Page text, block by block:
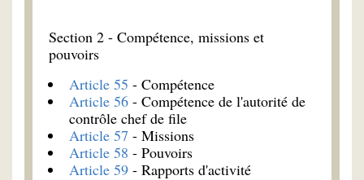
Section 2 - Compétence, missions et
pouvoirs
Article 55 - Compétence
Article 56 - Compétence de l'autorité de
contrôle chef de file
Article 57 - Missions
Article 58 - Pouvoirs
Article 59 - Rapports d'activité